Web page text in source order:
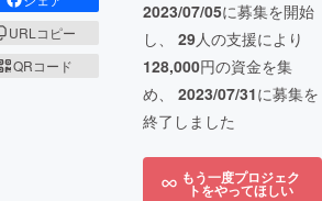
URLコピー
QRコード
2023/07/05に募集を開始
し、 29人の支援により
128,000円の資金を集
め、 2023/07/31に募集を
終了しました
もう一度プロジェク
トをやってほしい